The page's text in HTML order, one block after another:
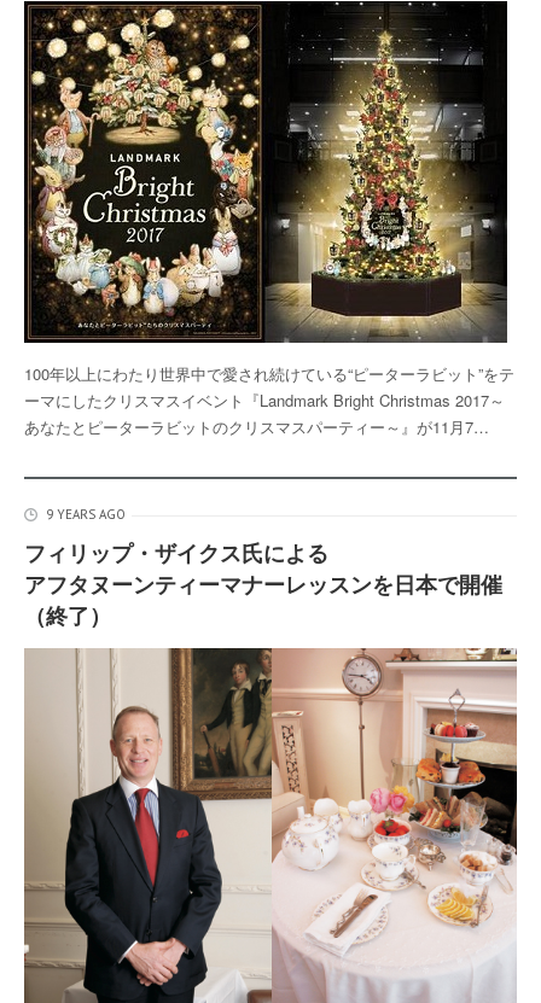
100年以上にわたり世界中で愛され続けている“ピーターラビット”をテ
ーマにしたクリスマスイベント『Landmark Bright Christmas 2017～
あなたとピーターラビットのクリスマスパーティー～』が11月7…
9 YEARS AGO
フィリップ・ザイクス氏による
アフタヌーンティーマナーレッスンを日本で開催
（終了）